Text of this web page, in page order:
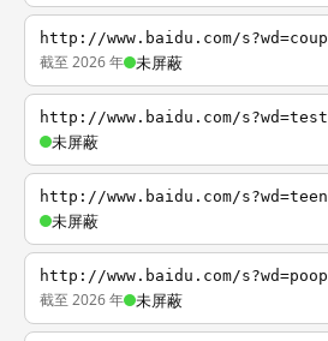
http://www.baidu.com/s?wd=coup
截至 2026 年 未屏蔽
http://www.baidu.com/s?wd=test
未屏蔽
http://www.baidu.com/s?wd=teen
未屏蔽
http://www.baidu.com/s?wd=poop
截至 2026 年 未屏蔽